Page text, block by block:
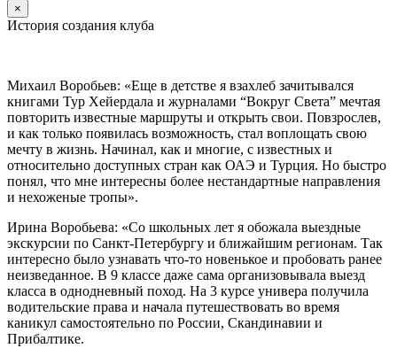
×
История создания клуба
Михаил Воробьев: «Еще в детстве я взахлеб зачитывался
книгами Тур Хейердала и журналами “Вокруг Света” мечтая
повторить известные маршруты и открыть свои. Повзрослев,
и как только появилась возможность, стал воплощать свою
мечту в жизнь. Начинал, как и многие, с известных и
относительно доступных стран как ОАЭ и Турция. Но быстро
понял, что мне интересны более нестандартные направления
и нехоженые тропы».
Ирина Воробьева: «Со школьных лет я обожала выездные
экскурсии по Санкт-Петербургу и ближайшим регионам. Так
интересно было узнавать что-то новенькое и пробовать ранее
неизведанное. В 9 классе даже сама организовывала выезд
класса в однодневный поход. На 3 курсе универа получила
водительские права и начала путешествовать во время
каникул самостоятельно по России, Скандинавии и
Прибалтике.